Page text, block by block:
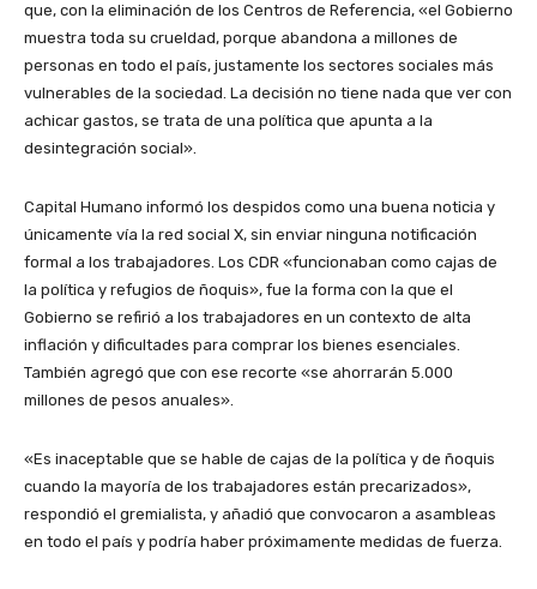
que, con la eliminación de los Centros de Referencia, «el Gobierno
muestra toda su crueldad, porque abandona a millones de
personas en todo el país, justamente los sectores sociales más
vulnerables de la sociedad. La decisión no tiene nada que ver con
achicar gastos, se trata de una política que apunta a la
desintegración social».
Capital Humano informó los despidos como una buena noticia y
únicamente vía la red social X, sin enviar ninguna notificación
formal a los trabajadores. Los CDR «funcionaban como cajas de
la política y refugios de ñoquis», fue la forma con la que el
Gobierno se refirió a los trabajadores en un contexto de alta
inflación y dificultades para comprar los bienes esenciales.
También agregó que con ese recorte «se ahorrarán 5.000
millones de pesos anuales».
«Es inaceptable que se hable de cajas de la política y de ñoquis
cuando la mayoría de los trabajadores están precarizados»,
respondió el gremialista, y añadió que convocaron a asambleas
en todo el país y podría haber próximamente medidas de fuerza.